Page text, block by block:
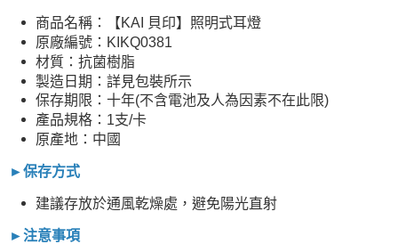
商品名稱：【KAI 貝印】照明式耳燈
原廠編號：KIKQ0381
材質：抗菌樹脂
製造日期：詳見包裝所示
保存期限：十年(不含電池及人為因素不在此限)
產品規格：1支/卡
原產地：中國
►保存方式
建議存放於通風乾燥處，避免陽光直射
►注意事項